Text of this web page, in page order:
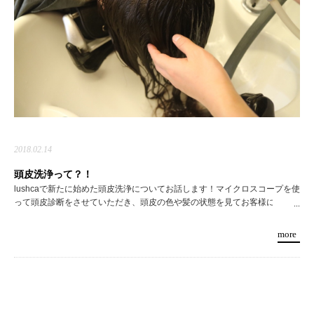
2018.02.14
頭皮洗浄って？！
lushcaで新たに始めた頭皮洗浄についてお話します！ マイクロスコープを使
って頭皮診断をさせていただき、 頭皮の色や髪の状態を見てお客様にあった
身体のデトックスと、頭皮環境の改善をし元気になっていただくメニューで
す！東洋医学に基づいた本格的なアンチエイジングが出来ます！
more